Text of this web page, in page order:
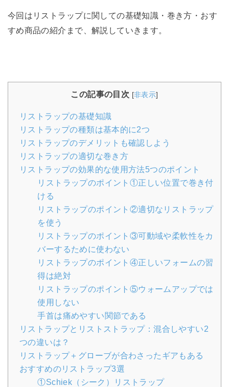
今回はリストラップに関しての基礎知識・巻き方・おす
すめ商品の紹介まで、解説していきます。
この記事の目次 [非表示]
リストラップの基礎知識
リストラップの種類は基本的に2つ
リストラップのデメリットも確認しよう
リストラップの適切な巻き方
リストラップの効果的な使用方法5つのポイント
リストラップのポイント①正しい位置で巻き付
ける
リストラップのポイント②適切なリストラップ
を使う
リストラップのポイント③可動域や柔軟性をカ
バーするために使わない
リストラップのポイント④正しいフォームの習
得は絶対
リストラップのポイント⑤ウォームアップでは
使用しない
手首は痛めやすい関節である
リストラップとリストストラップ：混合しやすい2
つの違いは？
リストラップ＋グローブが合わさったギアもある
おすすめのリストラップ3選
①Schiek（シーク）リストラップ